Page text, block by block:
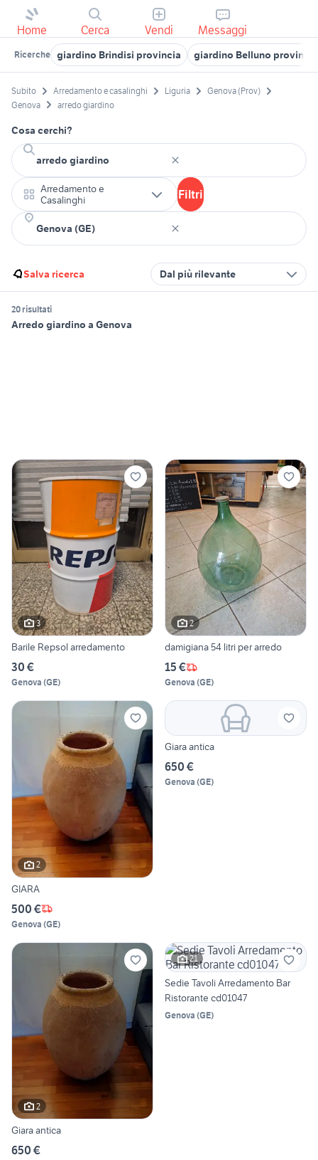
Home Cerca Vendi Messaggi
Ricerche giardino Brindisi provincia giardino Belluno provincia
Subito Arredamento e casalinghi Liguria
Genova (Prov)
Genova
arredo giardino
Cosa cerchi?
Arredamento e
Casalinghi
Filtri
Salva ricerca Dal più rilevante
20 risultati
Arredo giardino a Genova
3
Barile Repsol arredamento
30 €
Genova (GE)
2
damigiana 54 litri per arredo
15 €
Genova (GE)
2
GIARA
500 €
Genova (GE)
Giara antica
650 €
Genova (GE)
2
Giara antica
650 €
21
Sedie Tavoli Arredamento Bar
Ristorante cd01047
Genova (GE)